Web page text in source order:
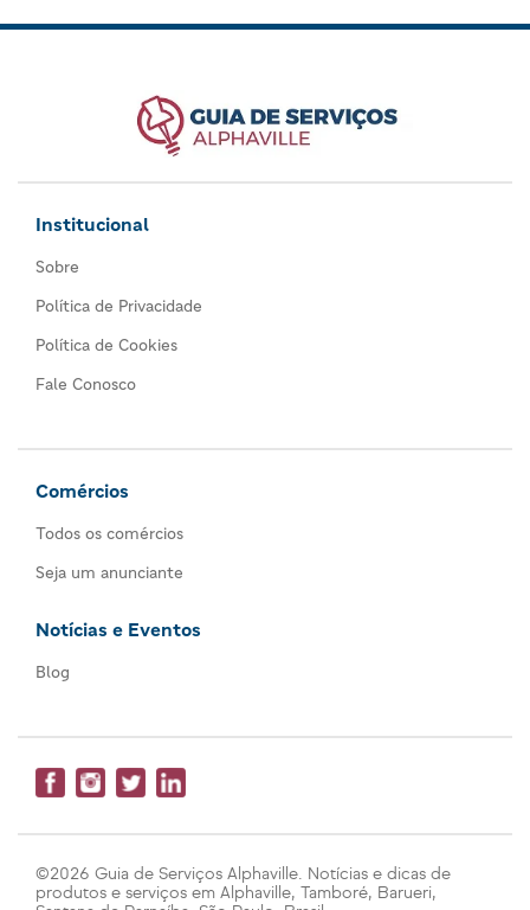
Institucional
Sobre
Política de Privacidade
Política de Cookies
Fale Conosco
Comércios
Todos os comércios
Seja um anunciante
Notícias e Eventos
Blog
©2026 Guia de Serviços Alphaville. Notícias e dicas de
produtos e serviços em Alphaville, Tamboré, Barueri,